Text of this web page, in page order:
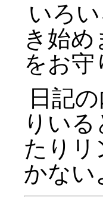
いろ
き始
をお守
日記
りい
たりリ
かない